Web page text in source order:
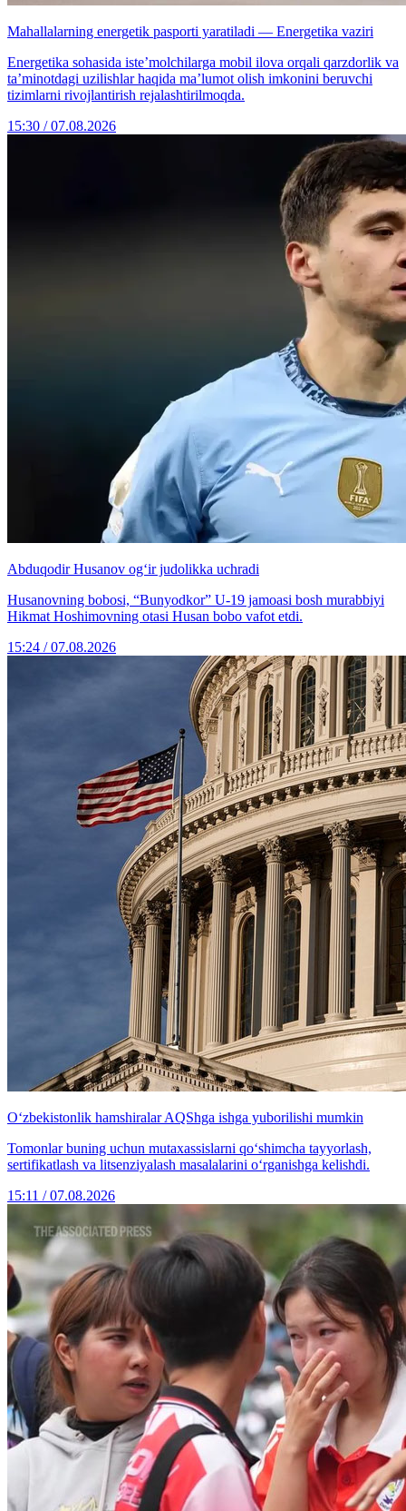
Mahallalarning energetik pasporti yaratiladi — Energetika vaziri
Energetika sohasida iste’molchilarga mobil ilova orqali qarzdorlik va
ta’minotdagi uzilishlar haqida ma’lumot olish imkonini beruvchi
tizimlarni rivojlantirish rejalashtirilmoqda.
15:30 / 07.08.2026
Abduqodir Husanov og‘ir judolikka uchradi
Husanovning bobosi, “Bunyodkor” U-19 jamoasi bosh murabbiyi
Hikmat Hoshimovning otasi Husan bobo vafot etdi.
15:24 / 07.08.2026
O‘zbekistonlik hamshiralar AQShga ishga yuborilishi mumkin
Tomonlar buning uchun mutaxassislarni qo‘shimcha tayyorlash,
sertifikatlash va litsenziyalash masalalarini o‘rganishga kelishdi.
15:11 / 07.08.2026